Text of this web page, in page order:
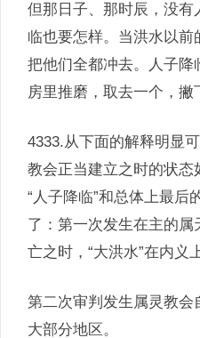
但那日子、那时辰，没
临也要怎样。当洪水以
把他们全都冲去。人子
房里推磨，取去一个，
4333.从下面的解释明显
教会正当建立之时的状态
“人子降临”和总体上最
了：第一次发生在主的
亡之时，“大洪水”在内义
第二次审判发生属灵教
大部分地区。